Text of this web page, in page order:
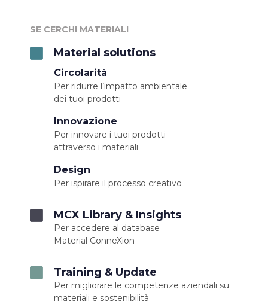
SE CERCHI MATERIALI
Material solutions
Circolarità
Per ridurre l’impatto ambientale
dei tuoi prodotti
Innovazione
Per innovare i tuoi prodotti
attraverso i materiali
Design
Per ispirare il processo creativo
MCX Library & Insights
Per accedere al database
Material ConneXion
Training & Update
Per migliorare le competenze aziendali su
materiali e sostenibilità